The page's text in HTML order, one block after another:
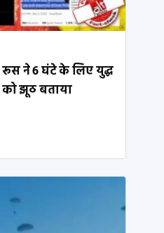
रूस ने 6 घंटे के लिए युद्ध
को झूठ बताया